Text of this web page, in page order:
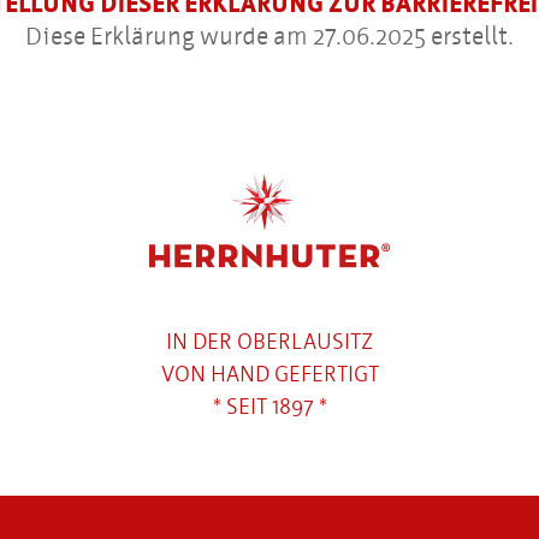
Diese Erklärung wurde am 27.06.2025 erstellt.
IN DER OBERLAUSITZ
VON HAND GEFERTIGT
* SEIT 1897 *